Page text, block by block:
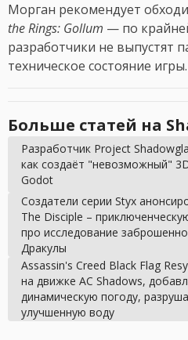
Морган рекомендует
the Rings: Gollum — по
разработчики не выпустят
техническое состояние игры.
Больше статей на
Разработчик Project
как создаёт "невозможный"
Godot
Создатели серии Styx
The Disciple –
про исследование
Дракулы
Assassin's Creed Black Flag
на движке AC Shadows,
динамическую погоду,
улучшенную воду